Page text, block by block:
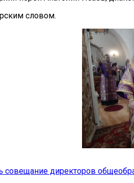
словом.
совещание директоров